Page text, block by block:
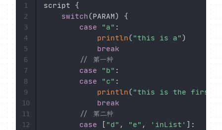
script {
switch(PARAM)
{
case
"a" :
println( "this is a")
break
// 第一种
case
"b" :
case
"c" :
println( "this is the first"
break
// 第二种
case
[ "d" , "e" , 'inList' ] :
1
2
3
4
5
6
7
8
9
10
11
12